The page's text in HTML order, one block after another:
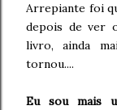
Arrepiante foi
depois de ver
livro, ainda
tornou....
Eu sou mais